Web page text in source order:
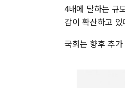
4배에 달하는 규
감이 확산하고 있
국회는 향후 추